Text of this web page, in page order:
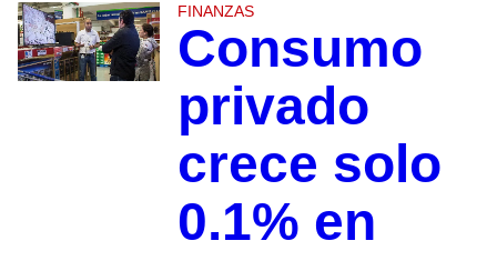
FINANZAS
Consumo
privado
crece solo
0.1% en